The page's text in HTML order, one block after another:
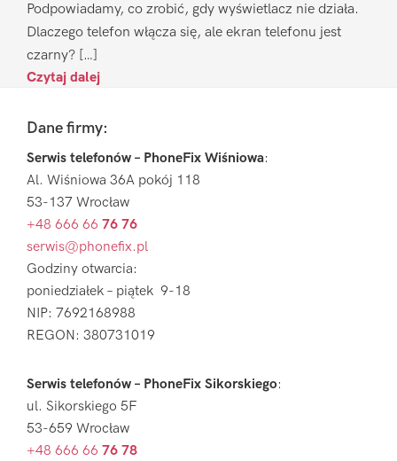
Podpowiadamy, co zrobić, gdy wyświetlacz nie działa.
Dlaczego telefon włącza się, ale ekran telefonu jest
czarny? […]
Czytaj dalej
FooterDane firmy:
Serwis telefonów – PhoneFix Wiśniowa:
Al. Wiśniowa 36A pokój 118
53-137 Wrocław
+48 666 66 76 76
serwis@phonefix.pl
Godziny otwarcia:
poniedziałek – piątek 9-18
NIP: 7692168988
REGON: 380731019
Serwis telefonów – PhoneFix Sikorskiego:
ul. Sikorskiego 5F
53-659 Wrocław
+48 666 66 76 78